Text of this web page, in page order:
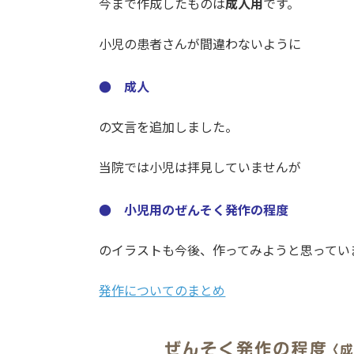
今まで作成したものは成人用 です。
小児の患者さんが間違わないように
● 成人
の文言を追加しました。
当院では小児は拝見していませんが
● 小児用のぜんそく発作の程度
のイラストも今後、作ってみようと思ってい
発作についてのまとめ